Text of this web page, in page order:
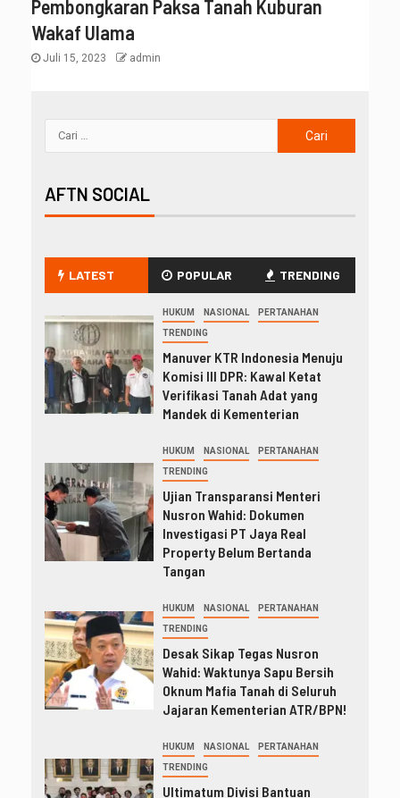
Pembongkaran Paksa Tanah Kuburan
Wakaf Ulama
Juli 15, 2023 admin
AFTN SOCIAL
LATEST POPULAR TRENDING
HUKUM NASIONAL PERTANAHAN
TRENDING
Manuver KTR Indonesia Menuju
Komisi III DPR: Kawal Ketat
Verifikasi Tanah Adat yang
Mandek di Kementerian
HUKUM NASIONAL PERTANAHAN
TRENDING
Ujian Transparansi Menteri
Nusron Wahid: Dokumen
Investigasi PT Jaya Real
Property Belum Bertanda
Tangan
HUKUM NASIONAL PERTANAHAN
TRENDING
Desak Sikap Tegas Nusron
Wahid: Waktunya Sapu Bersih
Oknum Mafia Tanah di Seluruh
Jajaran Kementerian ATR/BPN!
HUKUM NASIONAL PERTANAHAN
TRENDING
Ultimatum Divisi Bantuan